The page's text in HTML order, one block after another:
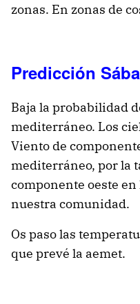
zonas. En zonas de
Predicción
Baja la probabilidad
mediterráneo. Los
Viento de
mediterráneo, por la
componente oeste
nuestra comunidad.
Os paso las
que prevé la aemet.